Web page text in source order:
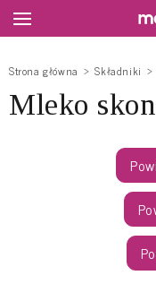
Strona główna Składniki
Mleko